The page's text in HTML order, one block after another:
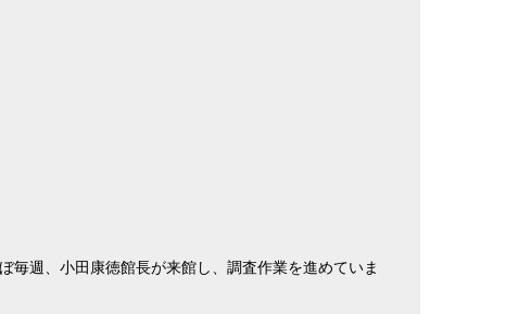
毎週、小田康徳館長が来館し、調査作業を進めていま